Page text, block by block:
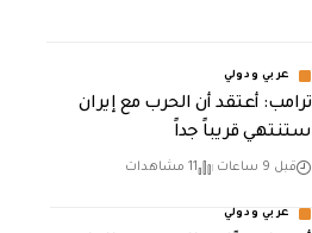
عربي ودولي
‏ترامب: أعتقد أن الحرب مع إيران
ستنتهي قريباً جداً
قبل 9 ساعات 11 مشاهدات
عربي ودولي